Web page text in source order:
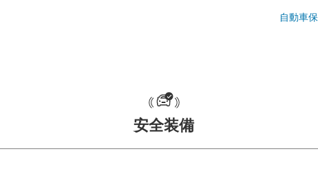
自動車
安全装備